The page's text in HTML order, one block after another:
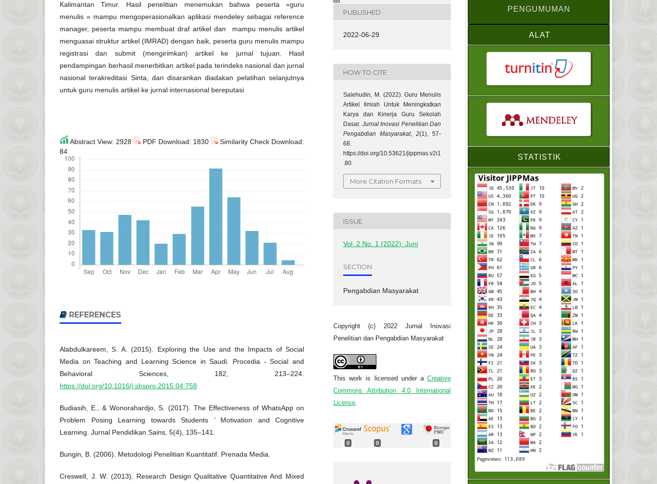
Kalimantan Timur. Hasil penelitian menemukan bahwa peserta «guru
menulis » mampu mengoperasionalkan aplikasi mendeley sebagai reference
manager, peserta mampu membuat draf artikel dan mampu menulis artikel
menguasai struktur artikel (IMRAD) dengan baik, peserta guru menulis mampu
registrasi dan submit (mengirimkan) artikel ke jurnal tujuan. Hasil
pendampingan berhasil menerbitkan artikel pada terindeks nasional dan jurnal
nasional terakreditasi Sinta, dan disarankan diadakan pelatihan selanjutnya
untuk guru menulis artikel ke jurnal internasional bereputasi
Abstract View: 2928 PDF Download: 1830
Similarity Check Download:
84
REFERENCES
Alabdulkareem, S. A. (2015). Exploring the Use and the Impacts of Social
Media on Teaching and Learning Science in Saudi. Procedia - Social and
Behavioral Sciences, 182, 213–224.
https://doi.org/10.1016/j.sbspro.2015.04.758
Budiasih, E., & Wonorahardjo, S. (2017). The Effectiveness of WhatsApp on
Problem Posing Learning towards Students ’ Motivation and Cognitive
Learning. Jurnal Pendidikan Sains, 5(4), 135–141.
Bungin, B. (2006). Metodologi Penelitian Kuantitatif. Prenada Media.
Creswell, J. W. (2013). Research Design Qualitative Quantitative And Mixed
PUBLISHED
2022-06-29
HOW TO CITE
Salehudin, M. (2022). Guru Menulis
Artikel Ilmiah Untuk Meningkatkan
Karya dan Kinerja Guru Sekolah
Dasar. Jurnal Inovasi Penelitian Dan
Pengabdian Masyarakat, 2(1), 57-
68.
https://doi.org/10.53621/jippmas.v2i1
.80
More Citation Formats
ISSUE
Vol. 2 No. 1 (2022): Juni
SECTION
Pengabdian Masyarakat
Copyright (c) 2022 Jurnal Inovasi
Penelitian dan Pengabdian Masyarakat
This work is licensed under a Creative
Commons Attribution 4.0 International
License.
0 0 0
PENGUMUMAN
ALAT
STATISTIK